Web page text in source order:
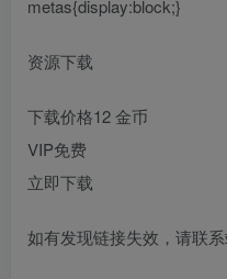
metas{display:block;}
资源下载
下载价格12金币
VIP免费
立即下载
如有发现链接失效，请联